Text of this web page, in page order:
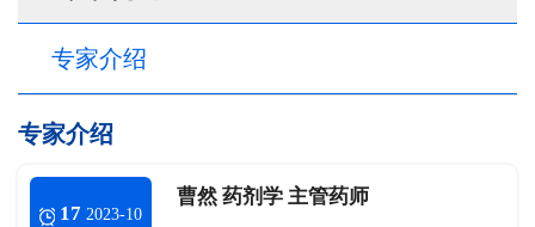
专家介绍
专家介绍
17 2023-10
曹然 药剂学 主管药师